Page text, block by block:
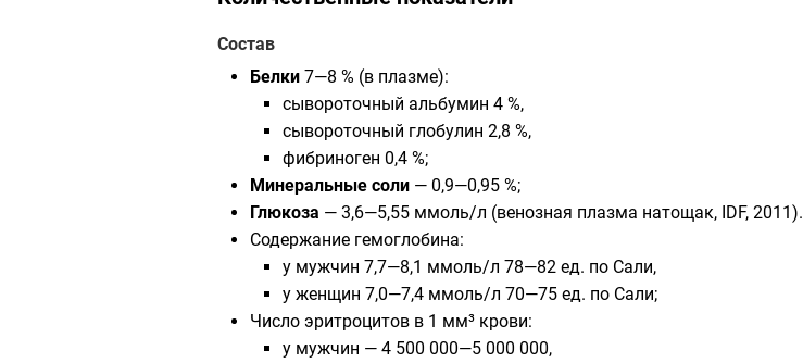
Состав
Белки 7—8 % (в плазме):
сывороточный альбумин 4 %,
сывороточный глобулин 2,8 %,
фибриноген 0,4 %;
Минеральные соли — 0,9—0,95 %;
Глюкоза — 3,6—5,55 ммоль/л (венозная плазма натощак, IDF, 2011).
Содержание гемоглобина:
у мужчин 7,7—8,1 ммоль/л 78—82 ед. по Сали,
у женщин 7,0—7,4 ммоль/л 70—75 ед. по Сали;
Число эритроцитов в 1 мм³ крови:
у мужчин — 4 500 000—5 000 000,